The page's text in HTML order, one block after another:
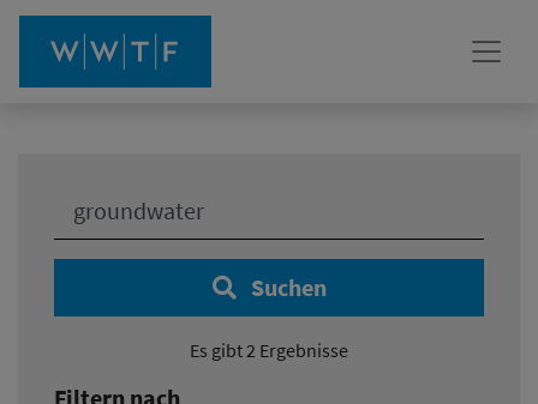
Suchen
Es gibt 2 Ergebnisse
Filtern nach